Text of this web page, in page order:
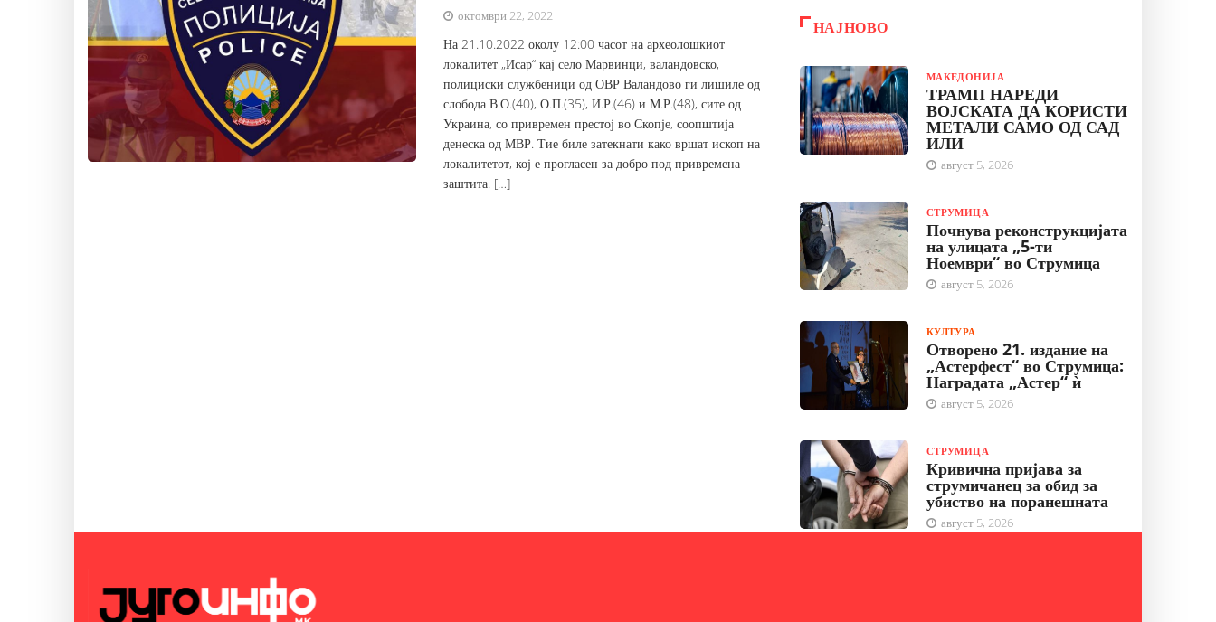
октомври 22, 2022
На 21.10.2022 околу 12:00 часот на археолошкиот
локалитет „Исар“ кај село Марвинци, валандовско,
полициски службеници од ОВР Валандово ги лишиле од
слобода В.О.(40), О.П.(35), И.Р.(46) и М.Р.(48), сите од
Украина, со привремен престој во Скопје, соопштија
денеска од МВР. Тие биле затекнати како вршат ископ на
локалитетот, кој е прогласен за добро под привремена
заштита. […]
НАЈНОВО
МАКЕДОНИЈА
ТРАМП НАРЕДИ
ВОЈСКАТА ДА КОРИСТИ
МЕТАЛИ САМО ОД САД
ИЛИ
август 5, 2026
СТРУМИЦА
Почнува реконструкцијата
на улицата „5-ти
Ноември“ во Струмица
август 5, 2026
КУЛТУРА
Отворено 21. издание на
„Астерфест“ во Струмица:
Наградата „Астер“ ѝ
август 5, 2026
СТРУМИЦА
Кривична пријава за
струмичанец за обид за
убиство на поранешната
август 5, 2026